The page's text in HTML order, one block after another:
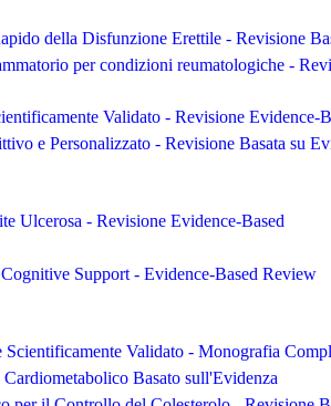
della Disfunzione Erettile - Revisione
per condizioni reumatologiche -
Validato - Revisione Evidence-
e Personalizzato - Revisione Basata su
Ulcerosa - Revisione Evidence-Based
Support - Evidence-Based Review
Validato - Monografia
Basato sull'Evidenza